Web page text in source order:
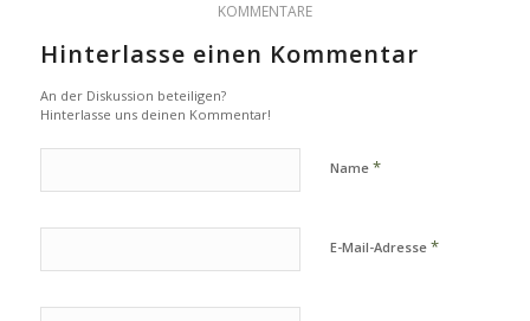
KOMMENTARE
Hinterlasse einen Kommentar
An der Diskussion beteiligen?
Hinterlasse uns deinen Kommentar!
Name *
E-Mail-Adresse *